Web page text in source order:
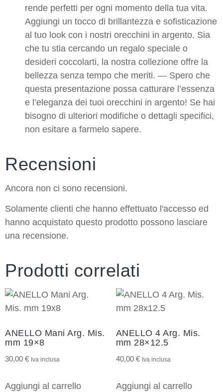
rende perfetti per ogni momento della tua vita.
Aggiungi un tocco di brillantezza e sofisticazione
al tuo look con i nostri orecchini in argento. Sia
che tu stia cercando un regalo speciale o
desideri coccolarti, la nostra collezione offre la
bellezza senza tempo che meriti. — Spero che
questa presentazione possa catturare l’essenza
e l’eleganza dei tuoi orecchini in argento! Se hai
bisogno di ulteriori modifiche o dettagli specifici,
non esitare a farmelo sapere.
Recensioni
Ancora non ci sono recensioni.
Solamente clienti che hanno effettuato l'accesso ed
hanno acquistato questo prodotto possono lasciare
una recensione.
Prodotti correlati
ANELLO Mani Arg. Mis.
mm 19×8
30,00 € Iva inclusa
Aggiungi al carrello
ANELLO 4 Arg. Mis.
mm 28×12.5
40,00 € Iva inclusa
Aggiungi al carrello